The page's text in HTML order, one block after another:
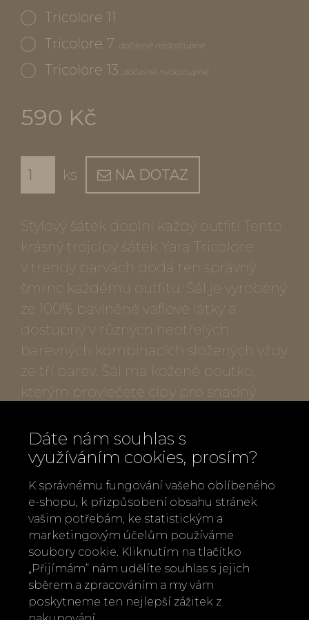
Tricolore 11
Tricolore 7 dočasně nedostupné
Tricolore 13 dočasně nedostupné
590 Kč
ks NA DOTAZ
Stylový šátek doplní každý outfit! Tento
krásný trojcípý šátek Yara Tricolore
v trendy barvách dodá ten správný
šmrnc každému outfitu. Šál je vyrobený
ze 100% bavlněné vaflové látky a
dostupný v různých neotřelých
barevných kombinacích složených vždy
ze tří barev. Šál má kožené poutko,
kterým provlečete cípy pro snadný
šálů a šátků není nikdy dost.
Popis produktu:
Velikost: cca 180 x 90 cm, trojcípý tvar
Kožené poutko pro snadný úvaz šátku
Materiál: 100% bavlna
Ruční praní
Vyrobeno v Itálii
Výrobce: LOT83, Nizozemí
Dáte nám souhlas s
využíváním cookies, prosím?
K správnému fungování vašeho oblíbeného
e-shopu, k přizpůsobení obsahu stránek
vašim potřebám, ke statistickým a
marketingovým účelům používáme
soubory cookie. Kliknutím na tlačítko
„Přijímám“ nám udělíte souhlas s jejich
sběrem a zpracováním a my vám
poskytneme ten nejlepší zážitek z